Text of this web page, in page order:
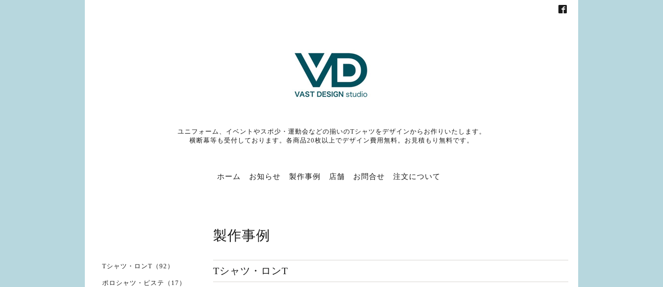
ユニフォーム、イベントやスポ少・運動会などの揃いのTシャツをデザインからお作りいたします。
横断幕等も受付しております。各商品20枚以上でデザイン費用無料。お見積もり無料です。
ホーム お知らせ 製作事例 店舗 お問合せ 注文について
製作事例
Tシャツ・ロンT
Tシャツ・ロンT（92）
ポロシャツ・ピステ（17）